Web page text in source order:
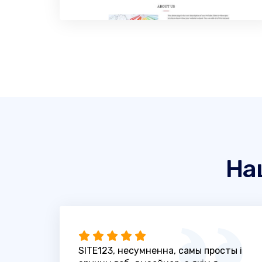
SITE123, несумненна, самы просты і